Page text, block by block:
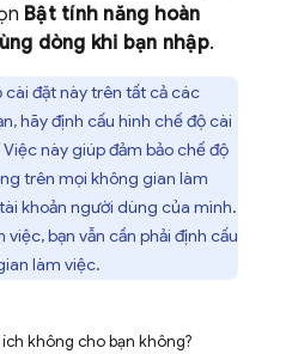
Bật tính năng hoàn
dòng khi bạn nhập.
cài đặt này trên tất cả các
hãy định cấu hình chế độ cài
Việc này giúp đảm bảo chế độ
trên mọi không gian làm
khoản người dùng của mình.
bạn vẫn cần phải định cấu
làm việc.
không cho bạn không?